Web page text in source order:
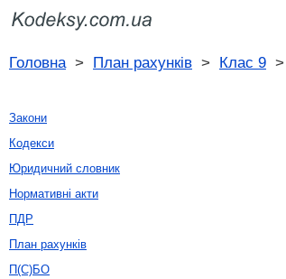
Головна> План рахунків > Клас 9 >
Закони
Кодекси
Юридичний словник
Нормативні акти
ПДР
План рахунків
П(С)БО